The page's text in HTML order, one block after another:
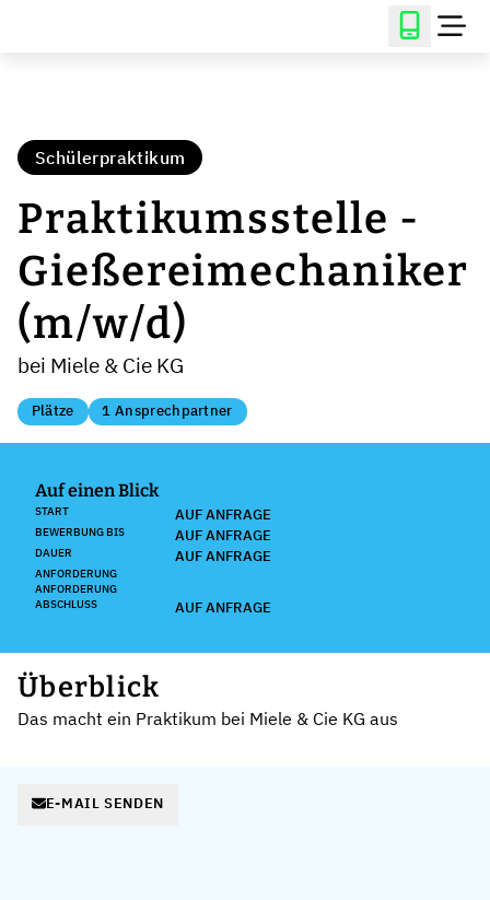
Schülerpraktikum
Praktikumsstelle -
Gießereimechaniker
(m/w/d)
bei Miele & Cie KG
Plätze 1 Ansprechpartner
Auf einen Blick
START AUF ANFRAGE
BEWERBUNG BIS AUF ANFRAGE
DAUER AUF ANFRAGE
ANFORDERUNG
ANFORDERUNG
ABSCHLUSS
AUF ANFRAGE
Überblick
Das macht ein Praktikum bei Miele & Cie KG aus
E-MAIL SENDEN